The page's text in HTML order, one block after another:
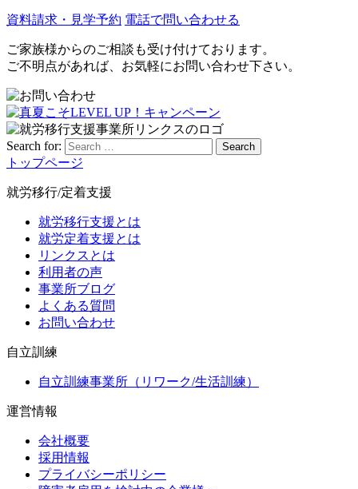
資料請求・見学予約 電話で問い合わせる
ご家族様からのご相談も受け付けております。
ご不明点があれば、お気軽にお問い合わせ下さい。
Search for: Search
トップページ
就労移行/定着支援
就労移行支援とは
就労定着支援とは
リンクスとは
利用者の声
事業所ブログ
よくある質問
お問い合わせ
自立訓練
自立訓練事業所（リワーク/生活訓練）
運営情報
会社概要
採用情報
プライバシーポリシー